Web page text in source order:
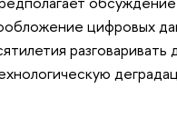
цифровых
разговаривать